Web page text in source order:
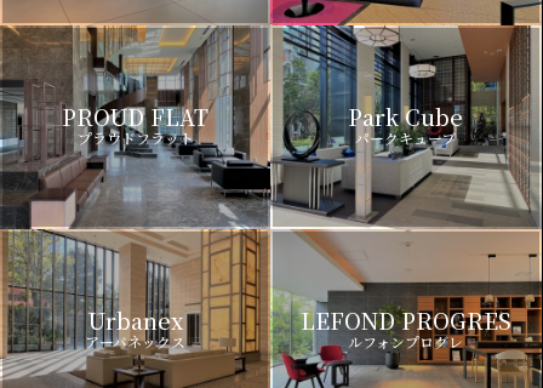
PROUD FLAT
プラウドフラット
Park Cube
パークキューブ
Urbanex
アーバネックス
LEFOND PROGRES
ルフォンプログレ